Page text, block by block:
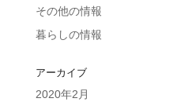
その他の情報
暮らしの情報
アーカイブ
2020年2月